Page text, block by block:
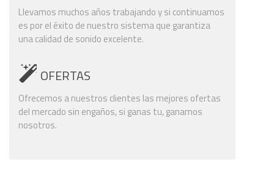
Llevamos muchos años trabajando y si continuamos
es por el éxito de nuestro sistema que garantiza
una calidad de sonido excelente.
OFERTAS
Ofrecemos a nuestros clientes las mejores ofertas
del mercado sin engaños, si ganas tu, ganamos
nosotros.